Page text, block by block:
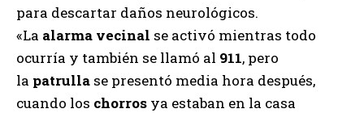
para descartar daños neurológicos.
«La alarma vecinal se activó mientras todo
ocurría y también se llamó al 911, pero
la patrulla se presentó media hora después,
cuando los chorros ya estaban en la casa